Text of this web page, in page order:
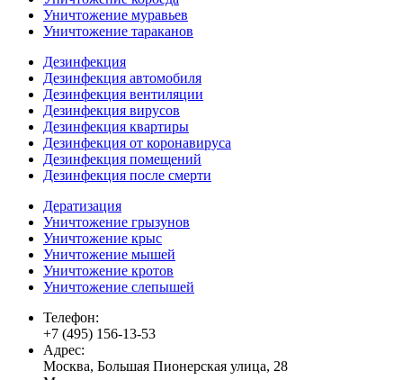
Уничтожение муравьев
Уничтожение тараканов
Дезинфекция
Дезинфекция автомобиля
Дезинфекция вентиляции
Дезинфекция вирусов
Дезинфекция квартиры
Дезинфекция от коронавируса
Дезинфекция помещений
Дезинфекция после смерти
Дератизация
Уничтожение грызунов
Уничтожение крыс
Уничтожение мышей
Уничтожение кротов
Уничтожение слепышей
Телефон:
+7 (495) 156-13-53
Адрес:
Москва, Большая Пионерская улица, 28